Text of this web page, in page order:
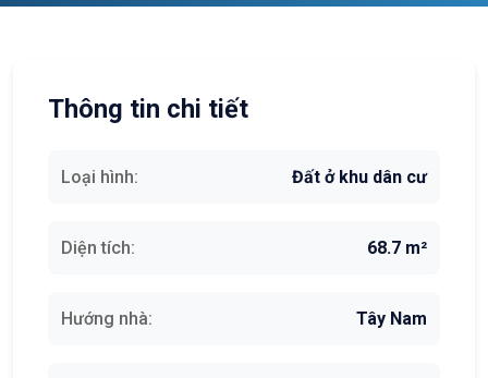
Thông tin chi tiết
Loại hình: Đất ở khu dân cư
Diện tích: 68.7 m²
Hướng nhà: Tây Nam